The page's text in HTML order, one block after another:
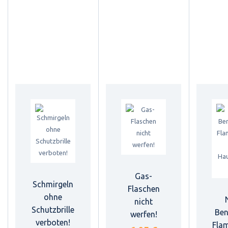
Schmirgeln
ohne
Schutzbrille
verboten!
Gas-
Flaschen
nicht
werfen!